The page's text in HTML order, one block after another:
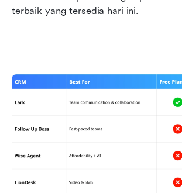
terbaik yang tersedia hari ini.